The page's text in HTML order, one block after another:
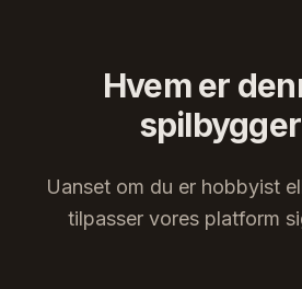
Hvem er
Uanset om du er hobbyist
tilpasser vores platform